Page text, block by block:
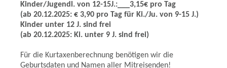
Kinder/Jugendl. von 12-15J.:___3,15€ pro Tag
(ab 20.12.2025: € 3,90 pro Tag für Ki./Ju. von 9-15 J.)
Kinder unter 12 J. sind frei
(ab 20.12.2025: Ki. unter 9 J. sind frei)
Für die Kurtaxenberechnung benötigen wir die
Geburtsdaten und Namen aller Mitreisenden!